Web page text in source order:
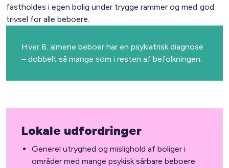
Hver 8. almene beboer har en psykiatrisk diagnose
– dobbelt så mange som i resten af befolkningen.
fastholdes i egen bolig under trygge rammer og med god
trivsel for alle beboere.
Lokale udfordringer
Generel utryghed og mislighold af boliger i
områder med mange psykisk sårbare beboere.